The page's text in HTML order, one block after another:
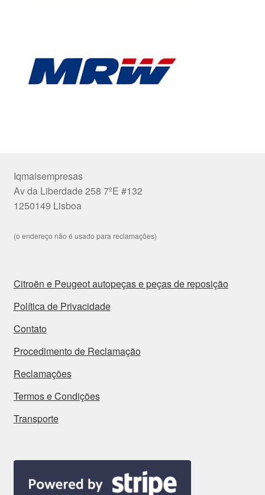
Iqmaisempresas
Av da Liberdade 258 7ºE #132
1250149 Lisboa
(o endereço não é usado para reclamações)
Citroën e Peugeot autopeças e peças de reposição
Política de Privacidade
Contato
Procedimento de Reclamação
Reclamações
Termos e Condições
Transporte